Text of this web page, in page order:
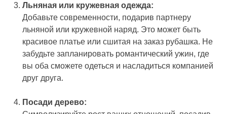
Льняная или кружевная одежда:
Добавьте современности, подарив партнеру
льняной или кружевной наряд. Это может быть
красивое платье или сшитая на заказ рубашка. Не
забудьте запланировать романтический ужин, где
вы оба сможете одеться и насладиться компанией
друг друга.
Посади дерево: